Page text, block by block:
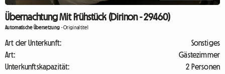
Übernachtung Mit Frühstück (Dirinon - 29460)
Automatische Übersetzung -Originaltitel
Art der Unterkunft:
Sonstiges
Art:
Gästezimmer
Unterkunftskapazität:
2 Personen